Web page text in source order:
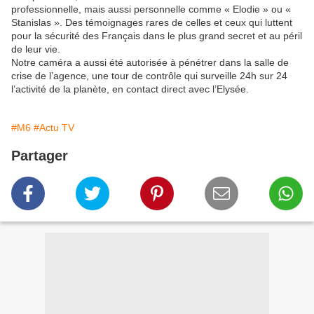
professionnelle, mais aussi personnelle comme « Elodie » ou «
Stanislas ». Des témoignages rares de celles et ceux qui luttent
pour la sécurité des Français dans le plus grand secret et au péril
de leur vie.
Notre caméra a aussi été autorisée à pénétrer dans la salle de
crise de l’agence, une tour de contrôle qui surveille 24h sur 24
l’activité de la planète, en contact direct avec l’Elysée.
#M6 #Actu TV
Partager